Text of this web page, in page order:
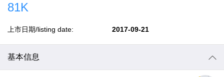
81K
上市日期/listing date: 2017-09-21
基本信息